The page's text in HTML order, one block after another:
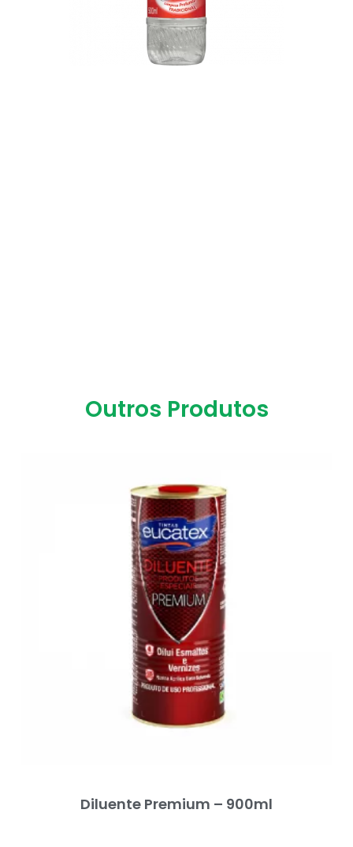
Outros Produtos
Diluente Premium – 900ml